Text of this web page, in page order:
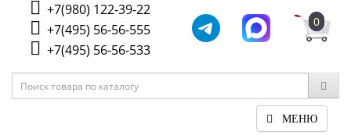
+7(980) 122-39-22
+7(495) 56-56-555
+7(495) 56-56-533
0
МЕНЮ